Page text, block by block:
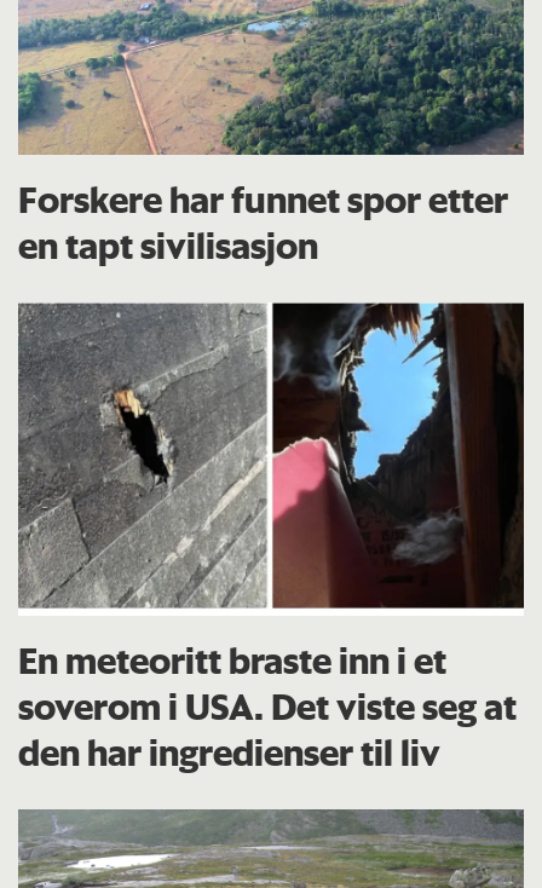
Forskere har funnet spor etter
en tapt sivilisasjon
En meteoritt braste inn i et
soverom i USA. Det viste seg at
den har ingredienser til liv